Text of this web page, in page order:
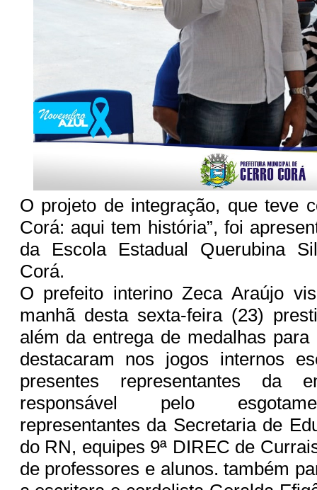
O projeto de integração, que teve
Corá: aqui tem história”, foi
da Escola Estadual Querubina
Corá.
O prefeito interino Zeca Araújo
manhã desta sexta-feira (23)
além da entrega de medalhas
destacaram nos jogos internos
presentes representantes da
responsável pelo
representantes da Secretaria de
do RN, equipes 9ª DIREC de
de professores e alunos. também